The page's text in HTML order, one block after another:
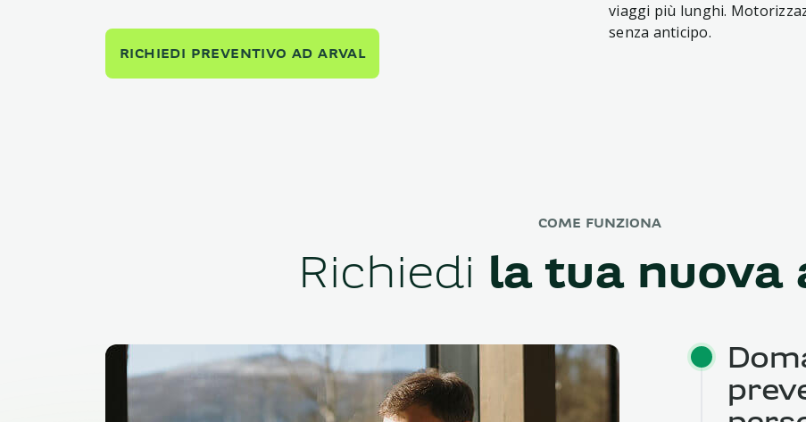
RICHIEDI PREVENTIVO AD ARVAL
viaggi più lunghi.
senza anticipo.
COME FUNZIONA
Richiedi la tua nuova